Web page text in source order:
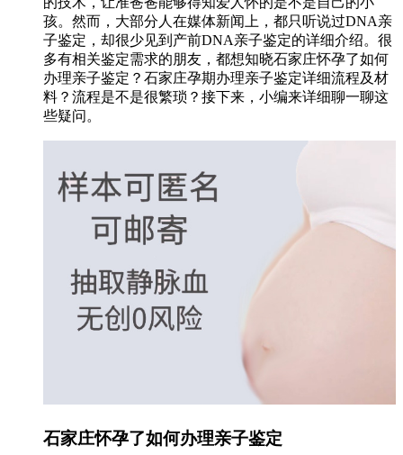
孩。然而，大部分人在媒体新闻上，都只听说过DNA亲
子鉴定，却很少见到产前DNA亲子鉴定的详细介绍。很
多有相关鉴定需求的朋友，都想知晓石家庄怀孕了如何
办理亲子鉴定？石家庄孕期办理亲子鉴定详细流程及材
料？流程是不是很繁琐？接下来，小编来详细聊一聊这
些疑问。
石家庄怀孕了如何办理亲子鉴定